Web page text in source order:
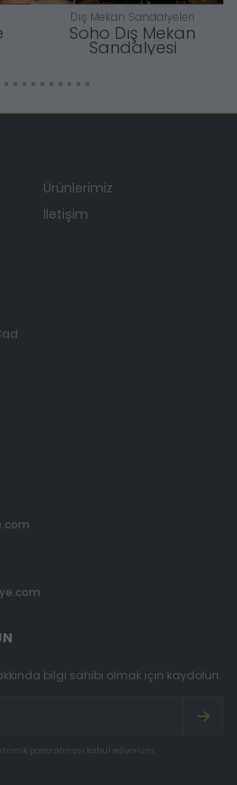
Dış Mekan Sandalyeleri
Soho Dış Mekan
Sandalyesi
Ürünlerimiz
İletişim
bilgi sahibi olmak için kaydolun.
posta almayı kabul ediyorum.